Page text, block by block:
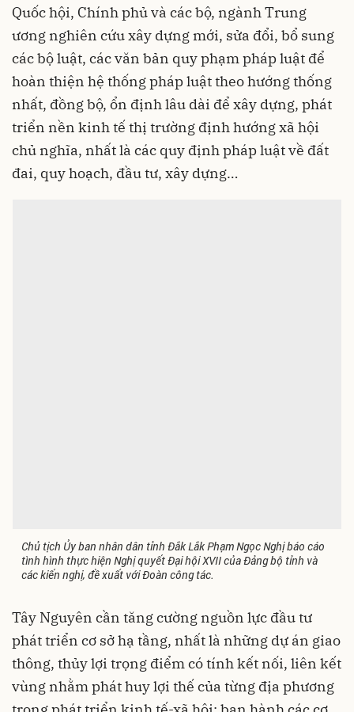
Quốc hội, Chính phủ và các bộ, ngành Trung
ương nghiên cứu xây dựng mới, sửa đổi, bổ sung
các bộ luật, các văn bản quy phạm pháp luật để
hoàn thiện hệ thống pháp luật theo hướng thống
nhất, đồng bộ, ổn định lâu dài để xây dựng, phát
triển nền kinh tế thị trường định hướng xã hội
chủ nghĩa, nhất là các quy định pháp luật về đất
đai, quy hoạch, đầu tư, xây dựng…
Chủ tịch Ủy ban nhân dân tỉnh Đắk Lắk Phạm Ngọc Nghị báo cáo
tình hình thực hiện Nghị quyết Đại hội XVII của Đảng bộ tỉnh và
các kiến nghị, đề xuất với Đoàn công tác.
Tây Nguyên cần tăng cường nguồn lực đầu tư
phát triển cơ sở hạ tầng, nhất là những dự án giao
thông, thủy lợi trọng điểm có tính kết nối, liên kết
vùng nhằm phát huy lợi thế của từng địa phương